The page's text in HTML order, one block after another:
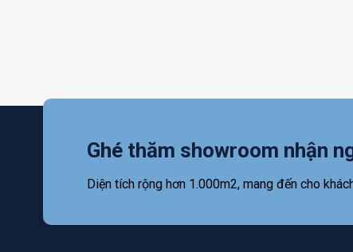
Ghé thăm showroom nhận
Diện tích rộng hơn 1.000m2, mang đến cho